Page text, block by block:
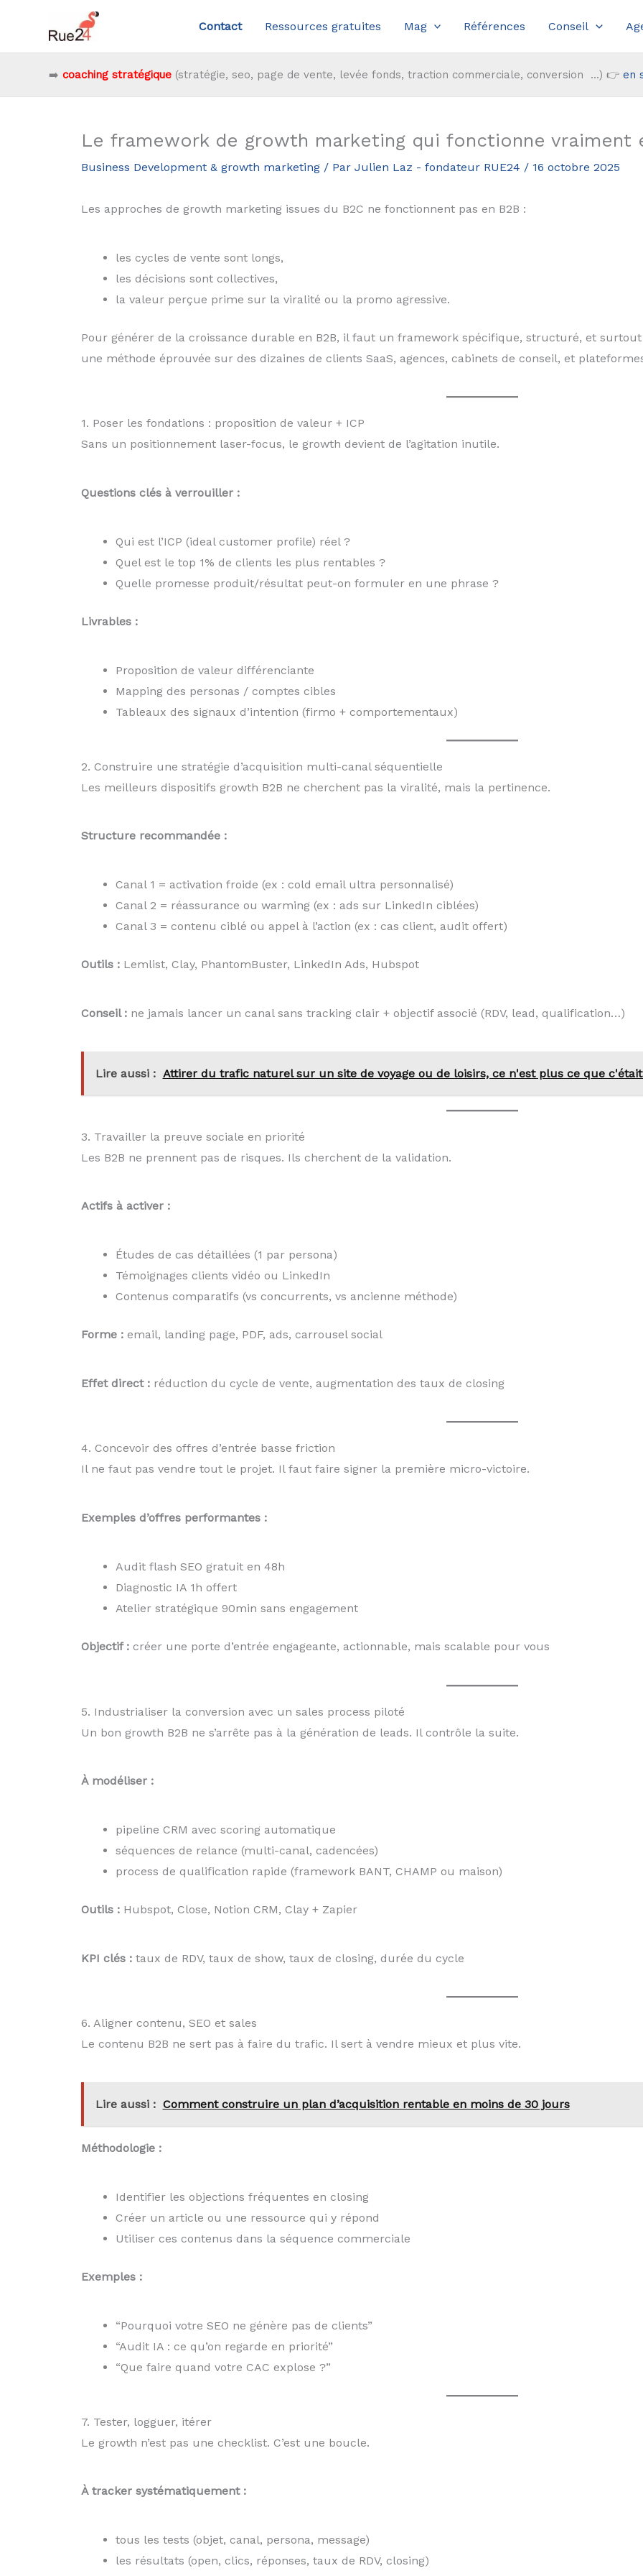
contenu
Contact Ressources gratuites Mag Références Conseil
➡️ coaching stratégique(stratégie, seo, page de vente, levée fonds, traction commerciale, conversion ...) 👉 en
Le framework de growth marketing qui fonctionne vraiment
Business Development & growth marketing/ Par Julien Laz - fondateur RUE24 / 16 octobre 2025
Les approches de growth marketing issues du B2C ne fonctionnent pas en B2B :
les cycles de vente sont longs,
les décisions sont collectives,
la valeur perçue prime sur la viralité ou la promo agressive.
Pour générer de la croissance durable en B2B, il faut un framework spécifique, structuré, et
une méthode éprouvée sur des dizaines de clients SaaS, agences, cabinets de conseil, et
1. Poser les fondations : proposition de valeur + ICP
Sans un positionnement laser-focus, le growth devient de l’agitation inutile.
Questions clés à verrouiller :
Qui est l’ICP (ideal customer profile) réel ?
Quel est le top 1% de clients les plus rentables ?
Quelle promesse produit/résultat peut-on formuler en une phrase ?
Livrables :
Proposition de valeur différenciante
Mapping des personas / comptes cibles
Tableaux des signaux d’intention (firmo + comportementaux)
2. Construire une stratégie d’acquisition multi-canal séquentielle
Les meilleurs dispositifs growth B2B ne cherchent pas la viralité, mais la pertinence.
Structure recommandée :
Canal 1 = activation froide (ex : cold email ultra personnalisé)
Canal 2 = réassurance ou warming (ex : ads sur LinkedIn ciblées)
Canal 3 = contenu ciblé ou appel à l’action (ex : cas client, audit offert)
Outils :Lemlist, Clay, PhantomBuster, LinkedIn Ads, Hubspot
Conseil :ne jamais lancer un canal sans tracking clair + objectif associé (RDV, lead, qualification…)
Lire aussi : Attirer du trafic naturel sur un site de voyage ou de loisirs, ce n'est plus ce que
3. Travailler la preuve sociale en priorité
Les B2B ne prennent pas de risques. Ils cherchent de la validation.
Actifs à activer :
Études de cas détaillées (1 par persona)
Témoignages clients vidéo ou LinkedIn
Contenus comparatifs (vs concurrents, vs ancienne méthode)
Forme :email, landing page, PDF, ads, carrousel social
Effet direct :réduction du cycle de vente, augmentation des taux de closing
4. Concevoir des offres d’entrée basse friction
Il ne faut pas vendre tout le projet. Il faut faire signer la première micro-victoire.
Exemples d’offres performantes :
Audit flash SEO gratuit en 48h
Diagnostic IA 1h offert
Atelier stratégique 90min sans engagement
Objectif :créer une porte d’entrée engageante, actionnable, mais scalable pour vous
5. Industrialiser la conversion avec un sales process piloté
Un bon growth B2B ne s’arrête pas à la génération de leads. Il contrôle la suite.
À modéliser :
pipeline CRM avec scoring automatique
séquences de relance (multi-canal, cadencées)
process de qualification rapide (framework BANT, CHAMP ou maison)
Outils :Hubspot, Close, Notion CRM, Clay + Zapier
KPI clés :taux de RDV, taux de show, taux de closing, durée du cycle
6. Aligner contenu, SEO et sales
Le contenu B2B ne sert pas à faire du trafic. Il sert à vendre mieux et plus vite.
Lire aussi : Comment construire un plan d’acquisition rentable en moins de 30 jours
Méthodologie :
Identifier les objections fréquentes en closing
Créer un article ou une ressource qui y répond
Utiliser ces contenus dans la séquence commerciale
Exemples :
“Pourquoi votre SEO ne génère pas de clients”
“Audit IA : ce qu’on regarde en priorité”
“Que faire quand votre CAC explose ?”
7. Tester, logguer, itérer
Le growth n’est pas une checklist. C’est une boucle.
À tracker systématiquement :
tous les tests (objet, canal, persona, message)
les résultats (open, clics, réponses, taux de RDV, closing)